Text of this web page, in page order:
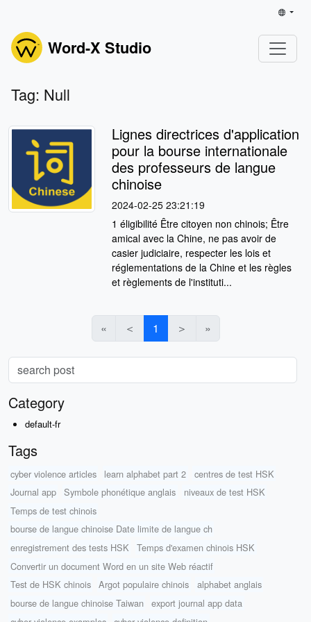
Word-X Studio
Tag: Null
Lignes directrices d'application
pour la bourse internationale
des professeurs de langue
chinoise
2024-02-25 23:21:19
1 éligibilité Être citoyen non chinois; Être
amical avec la Chine, ne pas avoir de
casier judiciaire, respecter les lois et
réglementations de la Chine et les règles
et règlements de l'instituti...
« ＜ 1 ＞ »
Category
default-fr
Tags
cyber violence articles learn alphabet part 2
centres de test HSK
Journal app
Symbole phonétique anglais
niveaux de test HSK
Temps de test chinois
bourse de langue chinoise Date limite de langue ch
enregistrement des tests HSK
Temps d'examen chinois HSK
Convertir un document Word en un site Web réactif
Test de HSK chinois
Argot populaire chinois
alphabet anglais
bourse de langue chinoise Taiwan
export journal app data